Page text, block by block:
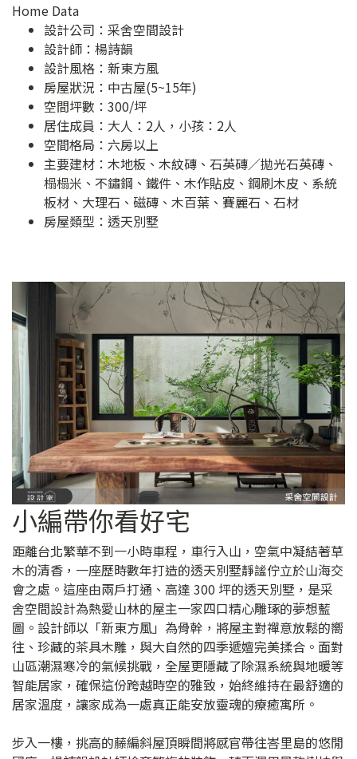
Home Data
設計公司： 采舍空間設計
設計師：楊詩韻
設計風格：新東方風
房屋狀況：中古屋(5~15年)
空間坪數：300/坪
居住成員：大人：2人，小孩：2人
空間格局：六房以上
主要建材：木地板、木紋磚、石英磚／拋光石英磚、
榻榻米、不鏽鋼、鐵件、木作貼皮、鋼刷木皮、系統
板材、大理石、磁磚、木百葉、賽麗石、石材
房屋類型：透天別墅
小編帶你看好宅
距離台北繁華不到一小時車程，車行入山，空氣中凝結著草
木的清香，一座歷時數年打造的透天別墅靜謐佇立於山海交
會之處。這座由兩戶打通、高達 300 坪的透天別墅，是采
舍空間設計為熱愛山林的屋主一家四口精心雕琢的夢想藍
圖。設計師以「新東方風」為骨幹，將屋主對禪意放鬆的嚮
往、珍藏的茶具木雕，與大自然的四季遞嬗完美揉合。面對
山區潮濕寒冷的氣候挑戰，全屋更隱藏了除濕系統與地暖等
智能居家，確保這份跨越時空的雅致，始終維持在最舒適的
居家溫度，讓家成為一處真正能安放靈魂的療癒寓所。
步入一樓，挑高的藤編斜屋頂瞬間將感官帶往峇里島的悠閒